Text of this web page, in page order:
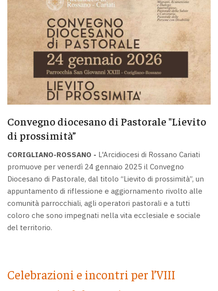
Convegno diocesano di Pastorale "Lievito
di prossimità”
CORIGLIANO-ROSSANO - L'Arcidiocesi di Rossano Cariati
promuove per venerdì 24 gennaio 2025 il Convegno
Diocesano di Pastorale, dal titolo “Lievito di prossimità”, un
appuntamento di riflessione e aggiornamento rivolto alle
comunità parrocchiali, agli operatori pastorali e a tutti
coloro che sono impegnati nella vita ecclesiale e sociale
del territorio.
Celebrazioni e incontri per l’VIII